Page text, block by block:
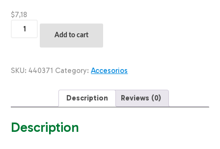
$7,18
Para
Forma
ENGRAVERS
Unidad
Add to cart
SKU:440371 Category:Accesorios
Description Reviews (0)
Description